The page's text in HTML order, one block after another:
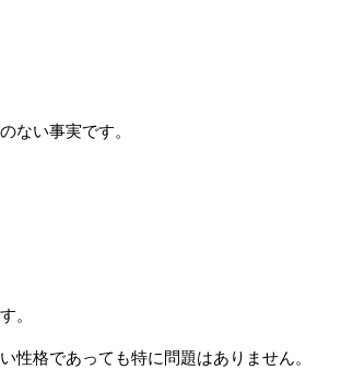
ない事実です。
。
性格であっても特に問題はありません。